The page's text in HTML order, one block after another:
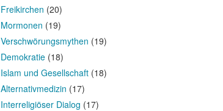
Freikirchen (20)
Mormonen (19)
Verschwörungsmythen (19)
Demokratie(18)
Islam und Gesellschaft(18)
Alternativmedizin (17)
Interreligiöser Dialog (17)